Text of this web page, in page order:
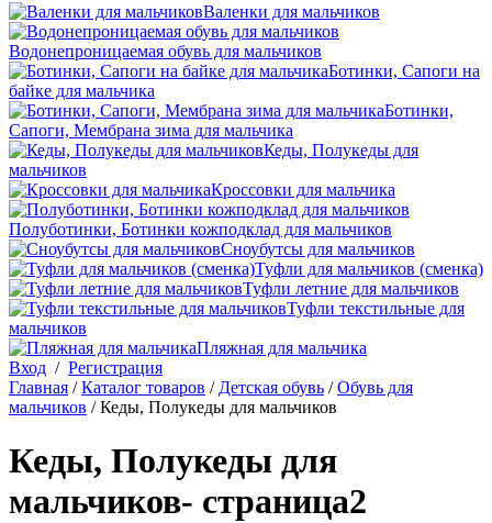
Валенки для мальчиков
Водонепроницаемая обувь для мальчиков
Ботинки, Сапоги на
байке для мальчика
Ботинки,
Сапоги, Мембрана зима для мальчика
Кеды, Полукеды для
мальчиков
Кроссовки для мальчика
Полуботинки, Ботинки кожподклад для мальчиков
Сноубутсы для мальчиков
Туфли для мальчиков (сменка)
Туфли летние для мальчиков
Туфли текстильные для
мальчиков
Пляжная для мальчика
Вход / Регистрация
Главная / Каталог товаров / Детская обувь / Обувь для
мальчиков / Кеды, Полукеды для мальчиков
Кеды, Полукеды для
мальчиков- страница2